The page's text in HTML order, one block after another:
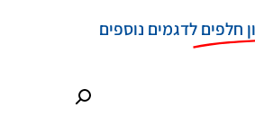
חלפים לדגמים נוספים